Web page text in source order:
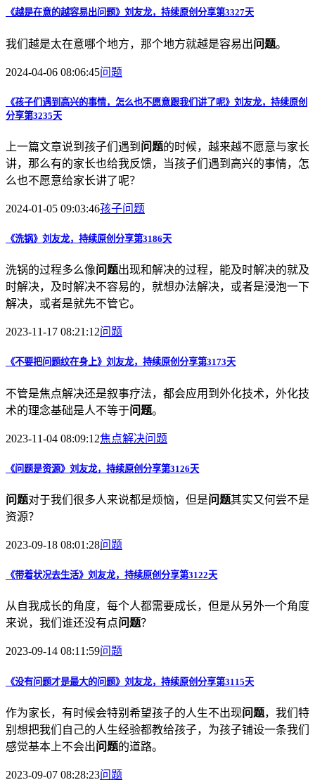
《越是在意的越容易出问题》刘友龙，持续原创分享第3327天
我们越是太在意哪个地方，那个地方就越是容易出问题。
2024-04-06 08:06:45问题
《孩子们遇到高兴的事情，怎么也不愿意跟我们讲了呢》刘友龙，持续原创
分享第3235天
上一篇文章说到孩子们遇到 问题的时候，越来越不愿意与家长
讲，那么有的家长也给我反馈，当孩子们遇到高兴的事情，怎
么也不愿意给家长讲了呢？
2024-01-05 09:03:46孩子问题
《洗锅》刘友龙，持续原创分享第3186天
洗锅的过程多么像问题出现和解决的过程，能及时解决的就及
时解决，及时解决不容易的，就想办法解决，或者是浸泡一下
解决，或者是就先不管它。
2023-11-17 08:21:12问题
《不要把问题纹在身上》刘友龙，持续原创分享第3173天
不管是焦点解决还是叙事疗法，都会应用到外化技术，外化技
术的理念基础是人不等于问题。
2023-11-04 08:09:12焦点解决问题
《问题是资源》刘友龙，持续原创分享第3126天
问题对于我们很多人来说都是烦恼，但是问题其实又何尝不是
资源？
2023-09-18 08:01:28问题
《带着状况去生活》刘友龙，持续原创分享第3122天
从自我成长的角度，每个人都需要成长，但是从另外一个角度
来说，我们谁还没有点问题？
2023-09-14 08:11:59问题
《没有问题才是最大的问题》刘友龙，持续原创分享第3115天
作为家长，有时候会特别希望孩子的人生不出现问题，我们特
别想把我们自己的人生经验都教给孩子，为孩子铺设一条我们
感觉基本上不会出问题的道路。
2023-09-07 08:28:23问题